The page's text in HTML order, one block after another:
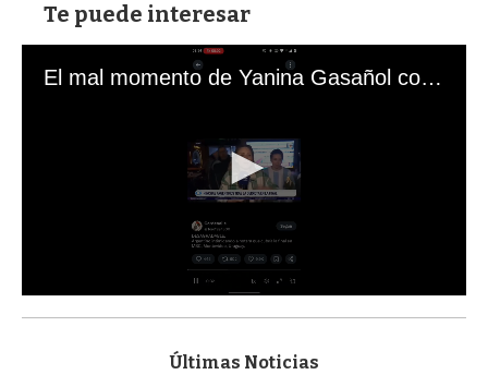
Te puede interesar
El mal momento de Yanina Gasañol con un hincha argentino en "Subrayado"
s
Últimas Noticias